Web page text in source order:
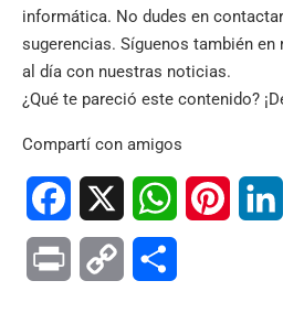
informática. No dudes en
sugerencias. Síguenos también en
al día con nuestras noticias.
¿Qué te pareció este contenido?
Compartí con amigos
Facebook WhatsApp
Print Copy